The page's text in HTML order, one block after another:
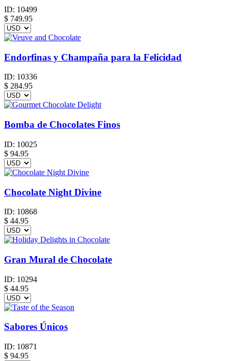
ID: 10499
$ 749.95
Endorfinas y Champaña para la Felicidad
ID: 10336
$ 284.95
Bomba de Chocolates Finos
ID: 10025
$ 94.95
Chocolate Night Divine
ID: 10868
$ 44.95
Gran Mural de Chocolate
ID: 10294
$ 44.95
Sabores Únicos
ID: 10871
$ 94.95